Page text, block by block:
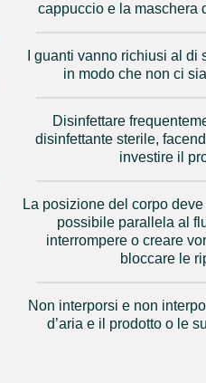
cappuccio e la maschera
I guanti vanno richiusi al
in modo che non ci
Disinfettare
disinfettante sterile,
investire il
La posizione del corpo
possibile parallela al
interrompere o creare
bloccare le
Non interporsi e non
d’aria e il prodotto o le